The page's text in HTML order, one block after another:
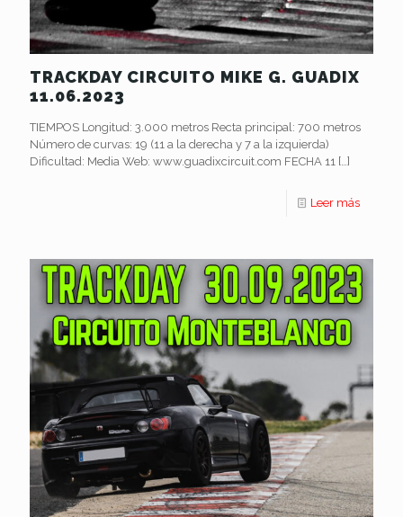
TRACKDAY CIRCUITO MIKE G. GUADIX
11.06.2023
TIEMPOS Longitud: 3.000 metros Recta principal: 700 metros
Número de curvas: 19 (11 a la derecha y 7 a la izquierda)
Dificultad: Media Web: www.guadixcircuit.com FECHA 11 […]
Leer más